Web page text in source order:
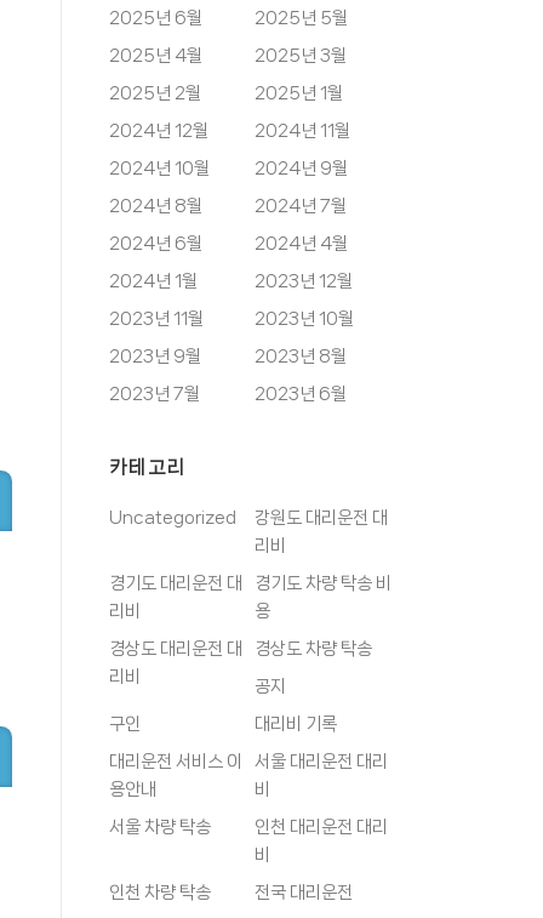
2025년 6월
2025년 5월
2025년 4월
2025년 3월
2025년 2월
2025년 1월
2024년 12월
2024년 11월
2024년 10월
2024년 9월
2024년 8월
2024년 7월
2024년 6월
2024년 4월
2024년 1월
2023년 12월
2023년 11월
2023년 10월
2023년 9월
2023년 8월
2023년 7월
2023년 6월
카테고리
Uncategorized
강원도 대리운전 대
리비
경기도 대리운전 대
리비
경기도 차량 탁송 비
용
경상도 대리운전 대
리비
경상도 차량 탁송
공지
구인
대리비 기록
대리운전 서비스 이
용안내
서울 대리운전 대리
비
서울 차량 탁송
인천 대리운전 대리
비
인천 차량 탁송
전국 대리운전